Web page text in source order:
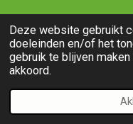
Deze website gebruikt
doeleinden en/of het
gebruik te blijven
akkoord.